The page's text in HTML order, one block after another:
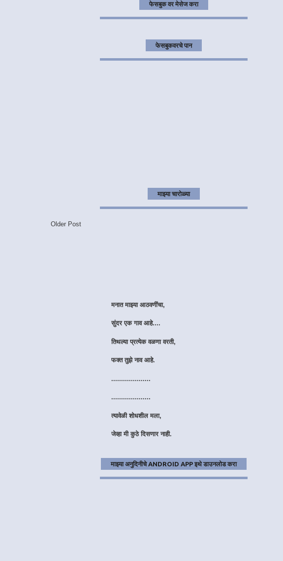
Older Post
फेसबुक वर मेसेज करा
फेसबुकवरचे पान
माझ्या चारोळ्या
तरीही मी हसणार नाही.
....................
माझ्या अनुदिनीचे ANDROID APP इथे डाउनलोड करा